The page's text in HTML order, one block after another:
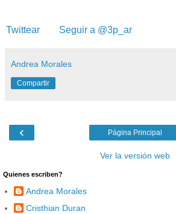
Twittear Seguir a @3p_ar
Andrea Morales
Compartir
‹ Página Principal
Ver la versión web
Quienes escriben?
Andrea Morales
Cristhian Duran